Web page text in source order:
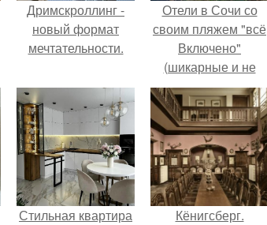
Дримскроллинг -
новый формат
мечтательности.
Отели в Сочи со
своим пляжем "всё
Включено"
(шикарные и не
очень).
Стильная квартира Кёнигсберг.